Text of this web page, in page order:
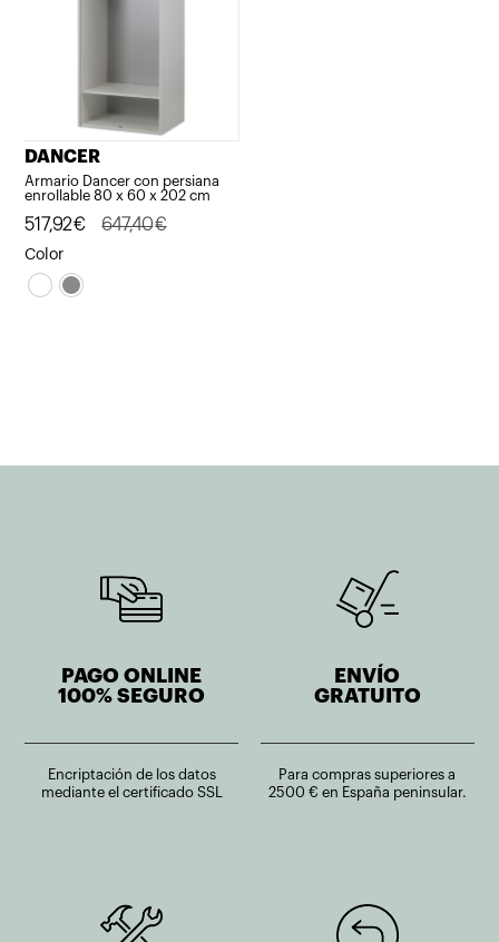
DANCER
Armario Dancer con persiana
enrollable 80 x 60 x 202 cm
647,40€
El
precio
original
517,92€
El
precio
actual
Color
PAGO ONLINE
100% SEGURO
Encriptación de los datos
mediante el certificado SSL
ENVÍO
GRATUITO
Para compras superiores a
2500 € en España peninsular.